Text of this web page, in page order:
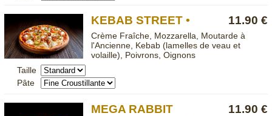
11.90 €
KEBAB STREET •
Crème Fraîche, Mozzarella, Moutarde à
l'Ancienne, Kebab (lamelles de veau et
volaille), Poivrons, Oignons
Taille
Pâte
11.90 €
MEGA RABBIT